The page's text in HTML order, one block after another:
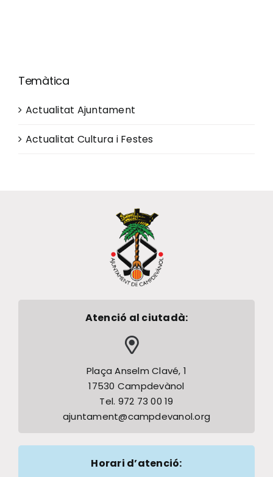
Temàtica
Actualitat Ajuntament
Actualitat Cultura i Festes
Atenció al ciutadà:
Plaça Anselm Clavé, 1
17530 Campdevànol
Tel. 972 73 00 19
ajuntament@campdevanol.org
Horari d’atenció: